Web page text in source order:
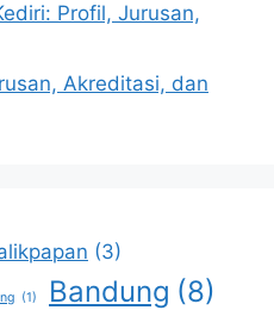
Profil, Jurusan,
Akreditasi, dan
(3)
(1) Bandung (8)